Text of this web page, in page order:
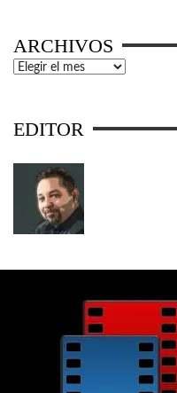
ARCHIVOS
Archivos
EDITOR